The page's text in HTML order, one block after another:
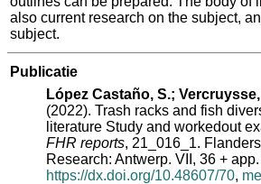
also current research on the subject,
subject.
Publicatie
López Castaño, S.;
(2022). Trash racks and fish
literature Study and workedout
FHR reports, 21_016_1.
Research: Antwerp. VII, 36 +
https://dx.doi.org/10.48607/70,